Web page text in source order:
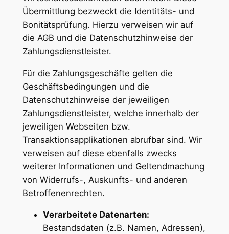
Übermittlung bezweckt die Identitäts- und
Bonitätsprüfung. Hierzu verweisen wir auf
die AGB und die Datenschutzhinweise der
Zahlungsdienstleister.
Für die Zahlungsgeschäfte gelten die
Geschäftsbedingungen und die
Datenschutzhinweise der jeweiligen
Zahlungsdienstleister, welche innerhalb der
jeweiligen Webseiten bzw.
Transaktionsapplikationen abrufbar sind. Wir
verweisen auf diese ebenfalls zwecks
weiterer Informationen und Geltendmachung
von Widerrufs-, Auskunfts- und anderen
Betroffenenrechten.
Verarbeitete Datenarten:
Bestandsdaten (z.B. Namen, Adressen),